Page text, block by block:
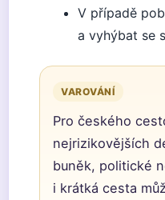
V případě
a vyhýbat se
VAROVÁNÍ
Pro českého
nejrizikovějších
buněk, politické
i krátká cesta